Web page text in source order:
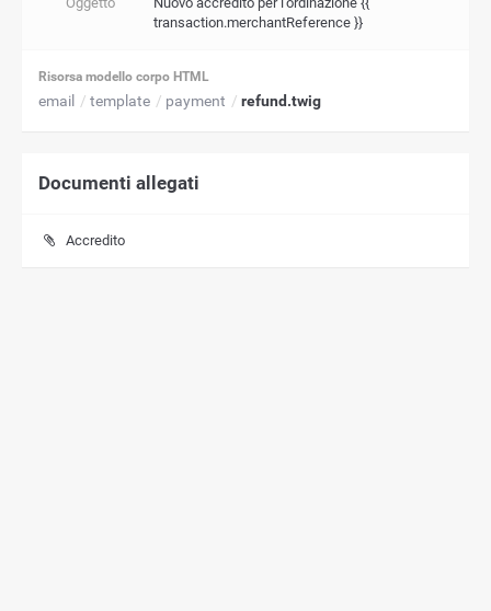
transaction.merchantReference }}
Risorsa modello corpo HTML
email template payment refund.twig
Documenti allegati
Accredito